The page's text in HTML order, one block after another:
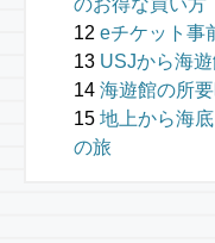
のお得な買い方
eチケット事
USJから海
海遊館の所
地上から海
の旅